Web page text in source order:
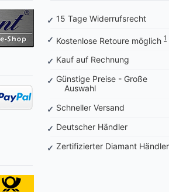
15 Tage Widerrufsrecht
Kostenlose Retoure möglich 1
Kauf auf Rechnung
Günstige Preise - Große
Auswahl
Schneller Versand
Deutscher Händler
Zertifizierter Diamant Händler